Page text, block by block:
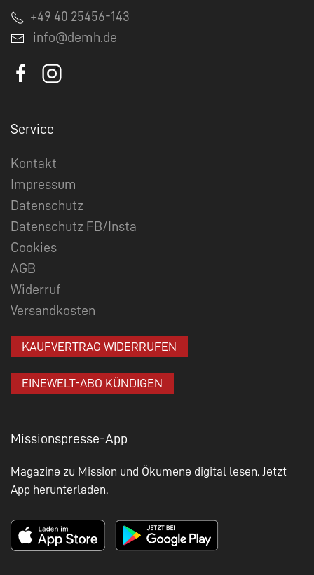
+49 40 25456-143
info@demh.de
Service
Kontakt
Impressum
Datenschutz
Datenschutz FB/Insta
Cookies
AGB
Widerruf
Versandkosten
KAUFVERTRAG WIDERRUFEN
EINEWELT-ABO KÜNDIGEN
Missionspresse-App
Magazine zu Mission und Ökumene digital lesen. Jetzt
App herunterladen.